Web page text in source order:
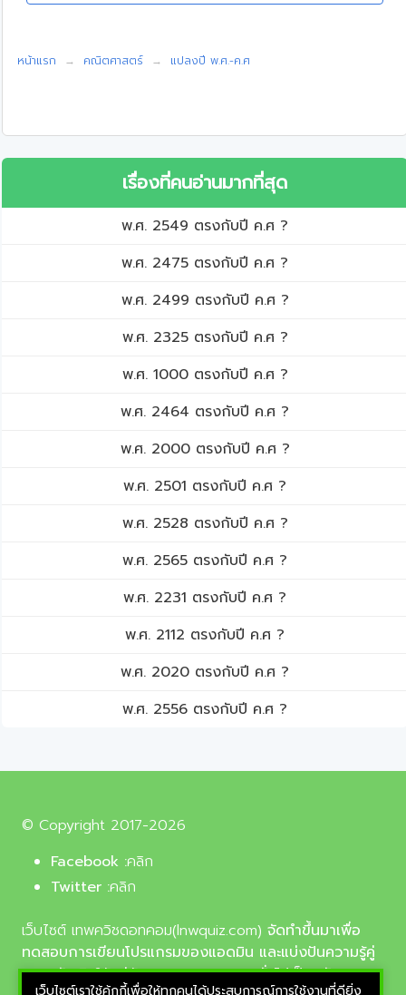
หน้าแรก คณิตศาสตร์ แปลงปี พ.ศ.-ค.ศ
เรื่องที่คนอ่านมากที่สุด
พ.ศ. 2549 ตรงกับปี ค.ศ ?
พ.ศ. 2475 ตรงกับปี ค.ศ ?
พ.ศ. 2499 ตรงกับปี ค.ศ ?
พ.ศ. 2325 ตรงกับปี ค.ศ ?
พ.ศ. 1000 ตรงกับปี ค.ศ ?
พ.ศ. 2464 ตรงกับปี ค.ศ ?
พ.ศ. 2000 ตรงกับปี ค.ศ ?
พ.ศ. 2501 ตรงกับปี ค.ศ ?
พ.ศ. 2528 ตรงกับปี ค.ศ ?
พ.ศ. 2565 ตรงกับปี ค.ศ ?
พ.ศ. 2231 ตรงกับปี ค.ศ ?
พ.ศ. 2112 ตรงกับปี ค.ศ ?
พ.ศ. 2020 ตรงกับปี ค.ศ ?
พ.ศ. 2556 ตรงกับปี ค.ศ ?
© Copyright 2017-2026
Facebook :คลิก
Twitter :คลิก
เว็บไซต์ เทพควิชดอทคอม(lnwquiz.com) จัดทำขึ้นมาเพื่อ
ทดสอบการเขียนโปรแกรมของแอดมิน และแบ่งปันความรู้คู่
ความบันเทิงให้แก่น้อง ๆ ตลอดจนบุคลทั่วไปเป็นหลัก,
เว็บไซต์เราใช้คุ้กกี้เพื่อให้ทุกคนได้ประสบการณ์การใช้งานที่ดียิ่ง